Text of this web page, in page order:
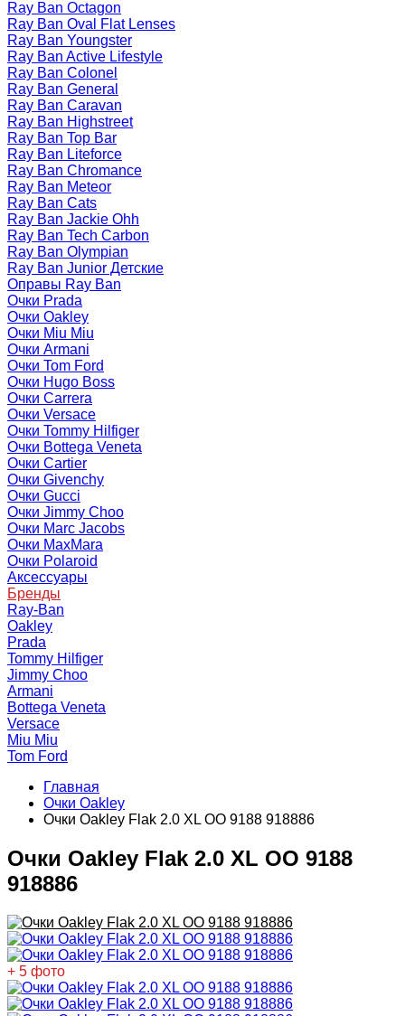
Ray Ban Octagon
Ray Ban Oval Flat Lenses
Ray Ban Youngster
Ray Ban Active Lifestyle
Ray Ban Colonel
Ray Ban General
Ray Ban Caravan
Ray Ban Highstreet
Ray Ban Top Bar
Ray Ban Liteforce
Ray Ban Chromance
Ray Ban Meteor
Ray Ban Cats
Ray Ban Jackie Ohh
Ray Ban Tech Carbon
Ray Ban Olympian
Ray Ban Junior Детские
Оправы Ray Ban
Очки Prada
Очки Oakley
Очки Miu Miu
Очки Armani
Очки Tom Ford
Очки Hugo Boss
Очки Carrera
Очки Versace
Очки Tommy Hilfiger
Очки Bottega Veneta
Очки Cartier
Очки Givenchy
Очки Gucci
Очки Jimmy Choo
Очки Marc Jacobs
Очки MaxMara
Очки Polaroid
Аксессуары
Бренды
Ray-Ban
Oakley
Prada
Tommy Hilfiger
Jimmy Choo
Armani
Bottega Veneta
Versace
Miu Miu
Tom Ford
Главная
Очки Oakley
Очки Oakley Flak 2.0 XL OO 9188 918886
Очки Oakley Flak 2.0 XL OO 9188
918886
+ 5 фото